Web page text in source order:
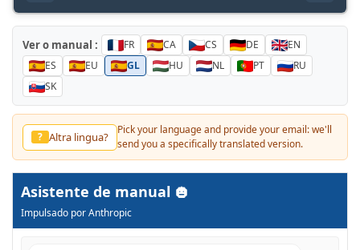
Ver o manual : FR CA CS DE
EN
ES
EU GL HU NL PT
RU
SK
? Altra lingua?
Pick your language and provide your email: we'll
send you a specifically translated version.
Asistente de manual
Impulsado por Anthropic